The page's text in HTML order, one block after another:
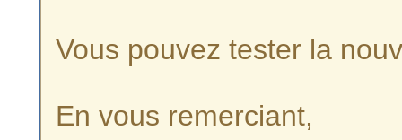
Vous pouvez tester la
En vous remerciant,